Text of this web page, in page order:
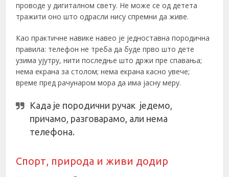
проводе у дигиталном свету. Не може се од детета
тражити оно што одрасли нису спремни да живе.
Као практичне навике навео је једноставна породична
правила: телефон не треба да буде прво што дете
узима ујутру, нити последње што држи пре спавања;
нема екрана за столом; нема екрана касно увече;
време пред рачунаром мора да има јасну меру.
Када је породични ручак једемо,
причамо, разговарамо, али нема
телефона.
Спорт, природа и живи додир